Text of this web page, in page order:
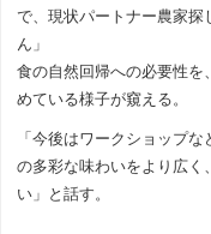
で、現状パートナー農家探
ん」
食の自然回帰への必要性を
めている様子が窺える。
「今後はワークショップ
の多彩な味わいをより広く
い」と話す。